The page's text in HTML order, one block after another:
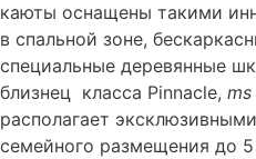
каюты оснащены такими
в спальной зоне,
специальные деревянные
близнец класса Pinnacle, ms
располагает
семейного размещения до